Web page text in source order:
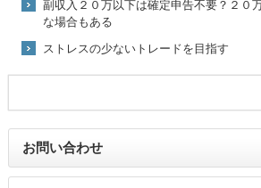
副収入２０万以下は確定申告不要？２０
な場合もある
ストレスの少ないトレードを目指す
お問い合わせ